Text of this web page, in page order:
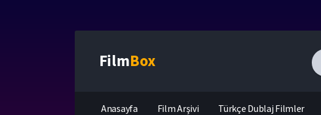
FilmBox
Anasayfa Film Arşivi Türkçe Dublaj Filmler